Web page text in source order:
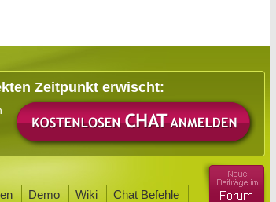
Zeitpunkt erwischt:
Demo Wiki Chat Befehle